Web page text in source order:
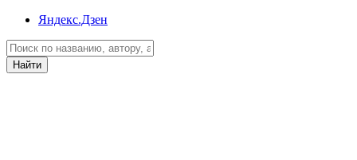
Яндекс.Дзен
Найти